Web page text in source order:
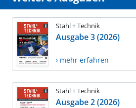
Stahl + Technik
Ausgabe 3 (2026)
› mehr erfahren
Stahl + Technik
Ausgabe 2 (2026)